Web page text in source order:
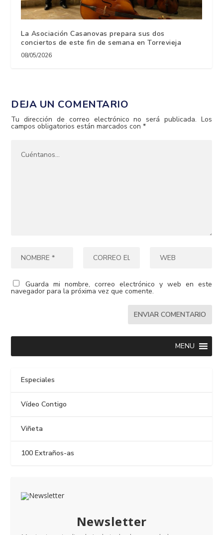
La Asociación Casanovas prepara sus dos
conciertos de este fin de semana en Torrevieja
08/05/2026
DEJA UN COMENTARIO
Tu dirección de correo electrónico no será publicada. Los
campos obligatorios están marcados con*
Guarda mi nombre, correo electrónico y web en este
navegador para la próxima vez que comente.
MENU
Especiales
Vídeo Contigo
Viñeta
100 Extraños-as
Newsletter